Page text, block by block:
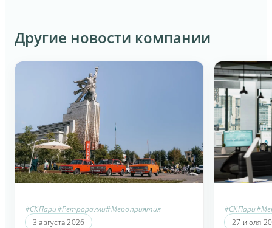
Другие новости компании
3 августа 2026
#СКПари#Ретроралли#Мероприятия
27 июля
#СКПари